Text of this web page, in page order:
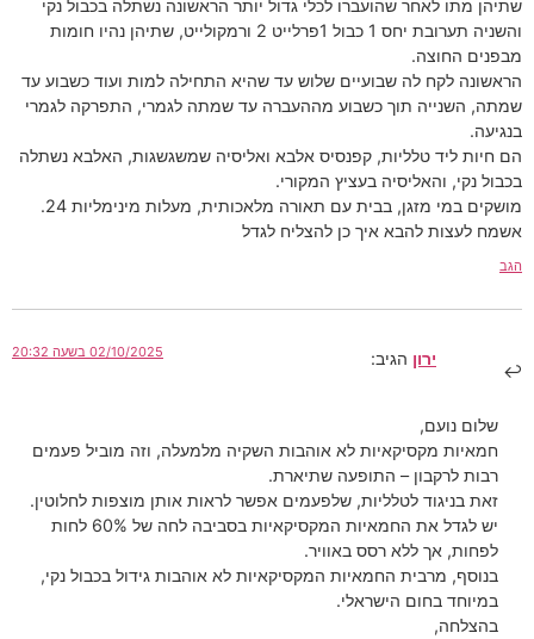
שתיהן מתו לאחר שהועברו לכלי גדול יותר הראשונה נשתלה בכבול נקי
והשניה תערובת יחס 1 כבול 1פרלייט 2 ורמקולייט, שתיהן נהיו חומות
מבפנים החוצה.
הראשונה לקח לה שבועיים שלוש עד שהיא התחילה למות ועוד כשבוע עד
שמתה, השנייה תוך כשבוע מההעברה עד שמתה לגמרי, התפרקה לגמרי
בנגיעה.
הם חיות ליד טלליות, קפנסיס אלבא ואליסיה שמשגשגות, האלבא נשתלה
בכבול נקי, והאליסיה בעציץ המקורי.
מושקים במי מזגן, בבית עם תאורה מלאכותית, מעלות מינימליות 24.
אשמח לעצות להבא איך כן להצליח לגדל
הגב
ירון הגיב: 02/10/2025 בשעה 20:32
שלום נועם,
חמאיות מקסיקאיות לא אוהבות השקיה מלמעלה, וזה מוביל פעמים
רבות לרקבון – התופעה שתיארת.
זאת בניגוד לטלליות, שלפעמים אפשר לראות אותן מוצפות לחלוטין.
יש לגדל את החמאיות המקסיקאיות בסביבה לחה של 60% לחות
לפחות, אך ללא רסס באוויר.
בנוסף, מרבית החמאיות המקסיקאיות לא אוהבות גידול בכבול נקי,
במיוחד בחום הישראלי.
בהצלחה,